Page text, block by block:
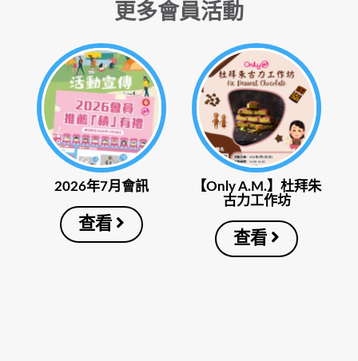
更多會員活動
2026年7月會訊
查看
【Only A.M.】杜拜朱
古力工作坊
查看